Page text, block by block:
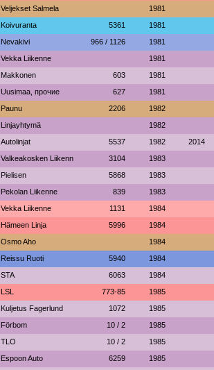
Veljekset Salmela 1981
Koivuranta 5361 1981
Nevakivi 966 / 1126 1981
Vekka Liikenne 1981
Makkonen 603 1981
Uusimaa, прочие 627 1981
Paunu 2206 1982
Linjayhtymä 1982
Autolinjat 5537 1982 2014
Valkeakosken Liikenn 3104 1983
Pielisen 5868 1983
Pekolan Liikenne 839 1983
Vekka Liikenne 1131 1984
Hämeen Linja 5996 1984
Osmo Aho 1984
Reissu Ruoti 5940 1984
STA 6063 1984
LSL 773-85 1985
Kuljetus Fagerlund 1072 1985
Förbom 10 / 2 1985
TLO 10 / 2 1985
Espoon Auto 6259 1985